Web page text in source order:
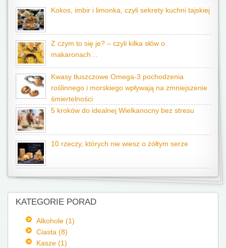
Kokos, imbir i limonka, czyli sekrety kuchni tajskiej
Z czym to się je? – czyli kilka słów o
makaronach…
Kwasy tłuszczowe Omega-3 pochodzenia
roślinnego i morskiego wpływają na zmniejszenie
śmiertelności
5 kroków do idealnej Wielkanocny bez stresu
10 rzeczy, których nie wiesz o żółtym serze
KATEGORIE PORAD
Alkohole (1)
Ciasta (8)
Kasze (1)